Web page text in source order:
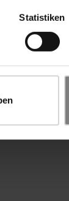
Statistiken